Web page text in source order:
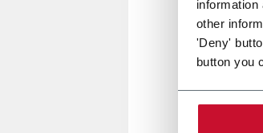
other
'Deny'
button you
Coesia
Per